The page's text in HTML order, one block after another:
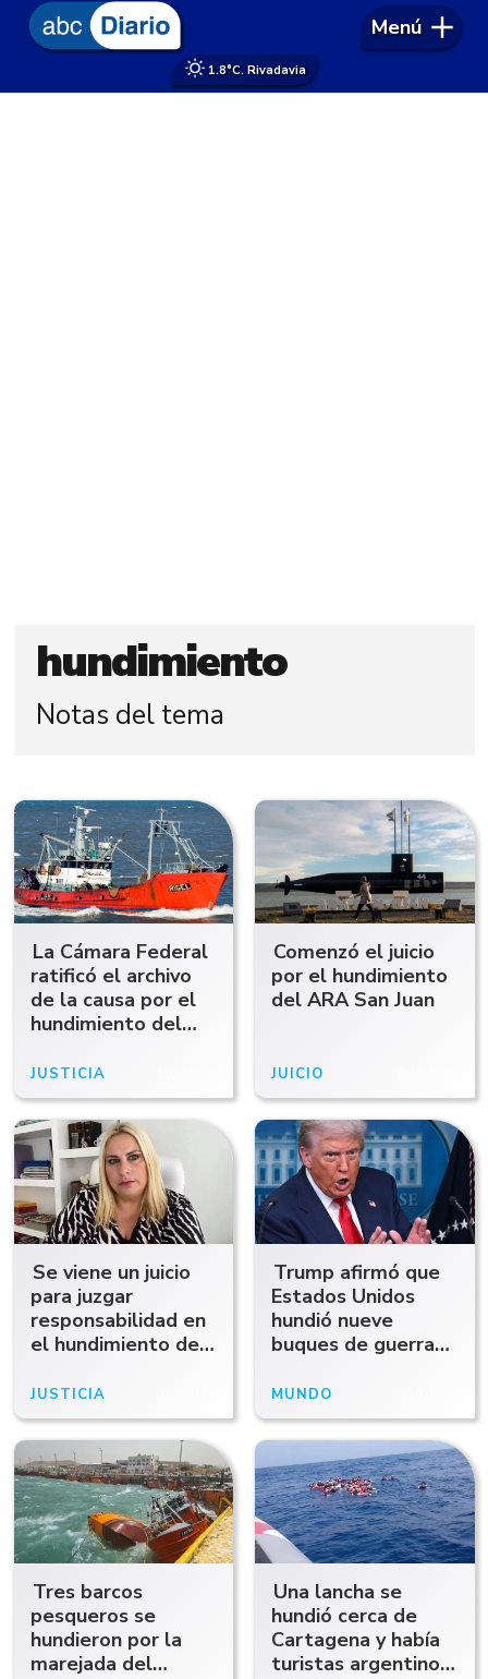
1.8°C. Rivadavia
Menú
hundimiento
Notas del tema
La Cámara Federal
ratificó el archivo
de la causa por el
hundimiento del
JUSTICIA
Comenzó el juicio
por el hundimiento
del ARA San Juan
JUICIO
Se viene un juicio
para juzgar
responsabilidad en
el hundimiento del
pasa con la causa
que investiga a
Macri?
JUSTICIA
Trump afirmó que
Estados Unidos
hundió nueve
buques de guerra
ellos relativamente
grandes e
importantes"
MUNDO
Tres barcos
pesqueros se
hundieron por la
marejada del
Una lancha se
hundió cerca de
Cartagena y había
turistas argentinos